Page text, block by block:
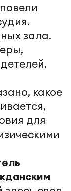
зала.
какое
для